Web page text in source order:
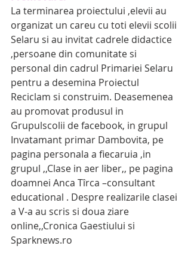
La terminarea proiectului ,elevii au
organizat un careu cu toti elevii scolii
Selaru si au invitat cadrele didactice
,persoane din comunitate si
personal din cadrul Primariei Selaru
pentru a desemina Proiectul
Reciclam si construim. Deasemenea
au promovat produsul in
Grupulscolii de facebook, in grupul
Invatamant primar Dambovita, pe
pagina personala a fiecaruia ,in
grupul ,,Clase in aer liber,, pe pagina
doamnei Anca Tîrca –consultant
educational . Despre realizarile clasei
a V-a au scris si doua ziare
online,,Cronica Gaestiului si
Sparknews.ro